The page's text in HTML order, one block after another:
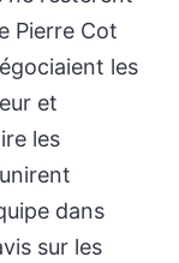
Pierre Cot
les
et
les
dans
sur les